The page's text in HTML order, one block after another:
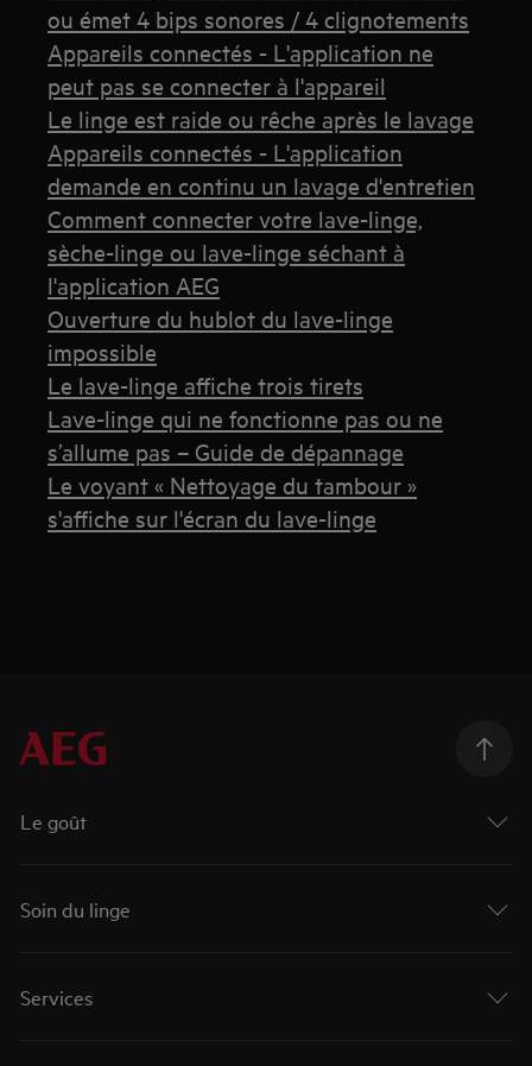
ou émet 4 bips sonores / 4 clignotements
Appareils connectés - L'application ne
peut pas se connecter à l'appareil
Le linge est raide ou rêche après le lavage
Appareils connectés - L'application
demande en continu un lavage d'entretien
Comment connecter votre lave-linge,
sèche-linge ou lave-linge séchant à
l'application AEG
Ouverture du hublot du lave-linge
impossible
Le lave-linge affiche trois tirets
Lave-linge qui ne fonctionne pas ou ne
s’allume pas – Guide de dépannage
Le voyant « Nettoyage du tambour »
s'affiche sur l'écran du lave-linge
Le goût
Soin du linge
Services